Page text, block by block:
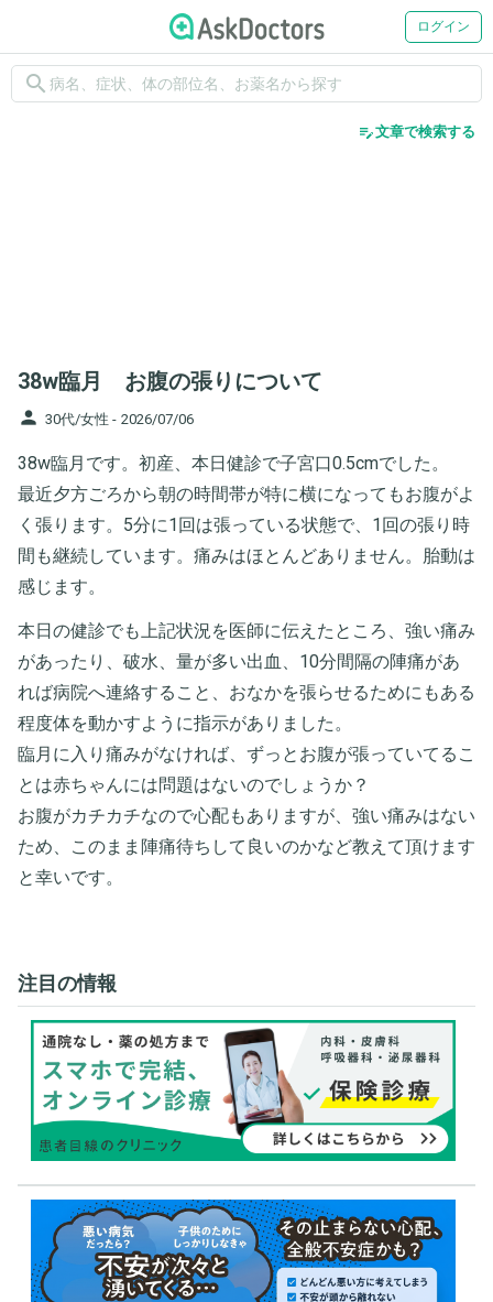
ログイン
search
edit_note文章で検索する
38w臨月 お腹の張りについて
person 30代/女性 - 2026/07/06
38w臨月です。初産、本日健診で子宮口0.5cmでした。
最近夕方ごろから朝の時間帯が特に横になってもお腹がよ
く張ります。5分に1回は張っている状態で、1回の張り時
間も継続しています。痛みはほとんどありません。胎動は
感じます。
本日の健診でも上記状況を医師に伝えたところ、強い痛み
があったり、破水、量が多い出血、10分間隔の陣痛があ
れば病院へ連絡すること、おなかを張らせるためにもある
程度体を動かすように指示がありました。
臨月に入り痛みがなければ、ずっとお腹が張っていてるこ
とは赤ちゃんには問題はないのでしょうか？
お腹がカチカチなので心配もありますが、強い痛みはない
ため、このまま陣痛待ちして良いのかなど教えて頂けます
と幸いです。
注目の情報